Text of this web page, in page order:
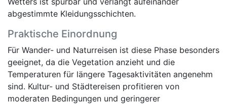
abgestimmte Kleidungsschichten.
Praktische Einordnung
Für Wander- und Naturreisen ist diese Phase besonders
geeignet, da die Vegetation anzieht und die
Temperaturen für längere Tagesaktivitäten angenehm
sind. Kultur- und Städtereisen profitieren von
moderaten Bedingungen und geringerer